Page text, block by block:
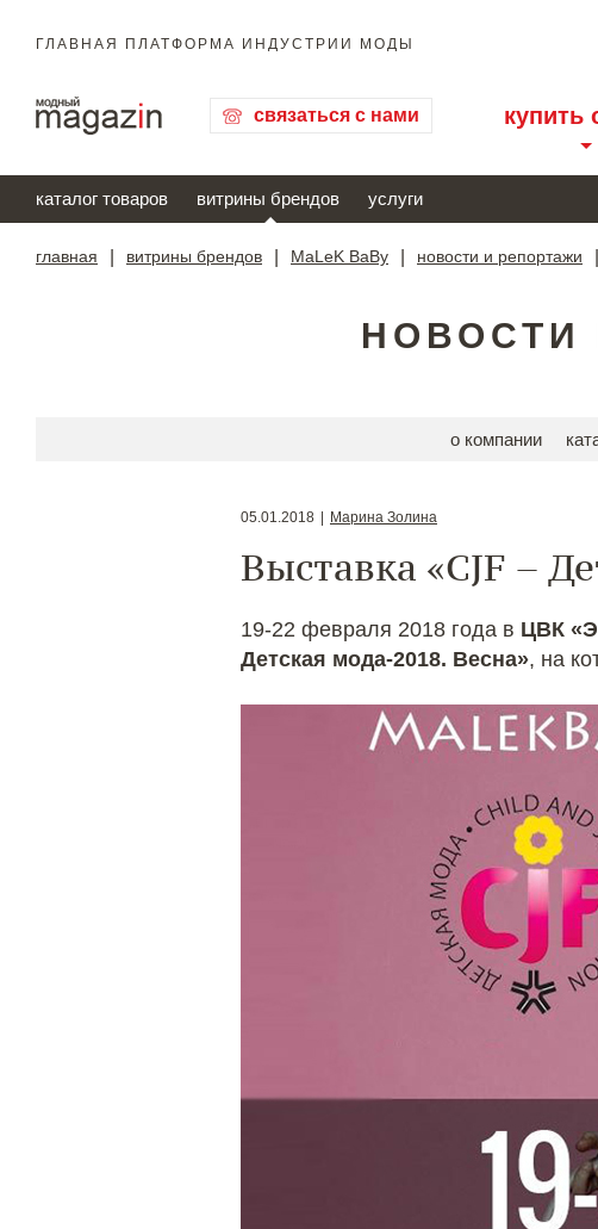
ГЛАВНАЯ ПЛАТФОРМА ИНДУСТРИИ МОДЫ
связаться с нами купить
каталог товаров витрины брендов услуги
главная витрины брендов MaLeK BaBy новости и репортажи
НОВОСТИ
о компании
05.01.2018 Марина Золина
Выставка «CJF –
19-22 февраля 2018 года в ЦВК
Детская мода-2018. Весна», на